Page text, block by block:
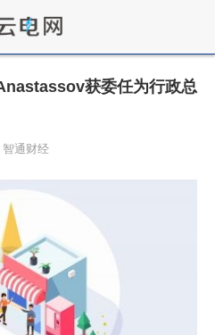
获委任为行政总
智通财经